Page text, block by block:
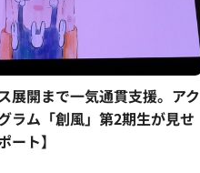
展開まで一気通貫支援。アク
ラム「創風」第2期生が見せ
ート】